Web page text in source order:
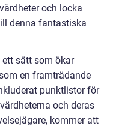
och locka
denna fantastiska
ett sätt som ökar
en framträdande
punktlistor för
och deras
kommer att